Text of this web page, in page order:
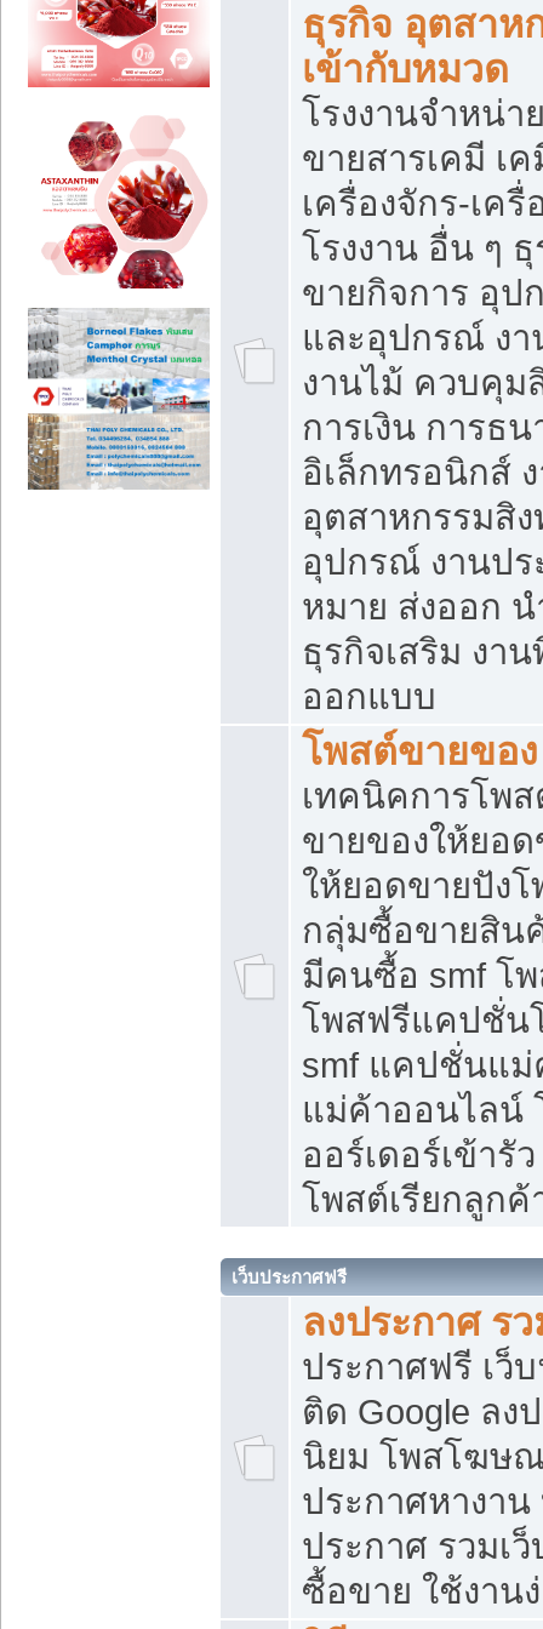
ธุรกิจ อุตสาห
เข้ากับหมวด
โรงงานจำหน่
ขายสารเคมี เ
เครื่องจักร-เค
โรงงาน อื่น ๆ
ขายกิจการ อุป
และอุปกรณ์ ง
งานไม้ ควบคุม
การเงิน การธ
อิเล็กทรอนิกส์
อุตสาหกรรมสิ
อุปกรณ์ งานป
หมาย ส่งออก น
ธุรกิจเสริม งา
ออกแบบ
โพสต์ขายของ
เทคนิคการโพ
ขายของให้ยอ
ให้ยอดขายปัง
กลุ่มซื้อขายสิน
มีคนซื้อ smf โ
โพสฟรีแคปชั่น
smf แคปชั่นแ
แม่ค้าออนไลน์
ออร์เดอร์เข้ารั
โพสต์เรียกลูกค้
เว็บประกาศฟรี
ลงประกาศ ร
ประกาศฟรี เว็
ติด Google ลง
นิยม โพสโฆษ
ประกาศหางาน
ประกาศ รวมเ
ซื้อขาย ใช้งาน